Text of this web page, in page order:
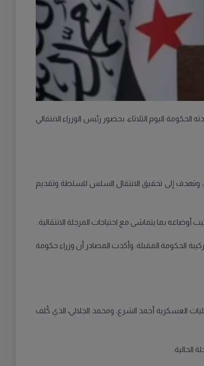
اليوم الثلاثاء، بحضور رئيس الوزراء الانتقالي
وتهدف إلى تحقيق الانتقال السلس للسلطة وتقديم
أوضاعه بما يتماشى مع احتياجات المرحلة الانتقالية.
الحكومة المقبلة. وأكدت المصادر أن وزراء حكومة
العسكرية أحمد الشرع، ومحمد الجلالي، الذي كُلف
الحالية.